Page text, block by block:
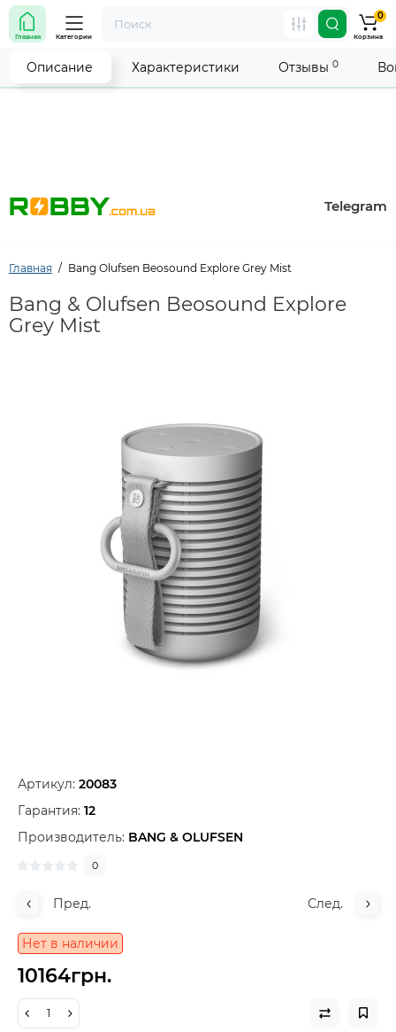
Внимание! Работа магазина временно приостановлена.
Мы делаем всё возможное, чтобы возобновить прием
заказов как можно скорее.
Telegram
Главная Категории
0
Корзина
Главная Bang Olufsen Beosound Explore Grey Mist
Bang & Olufsen Beosound Explore
Grey Mist
Артикул: 20083
Гарантия: 12
Производитель: BANG & OLUFSEN
0
Пред. След.
Нет в наличии
10164грн.
Описание Характеристики Отзывы 0